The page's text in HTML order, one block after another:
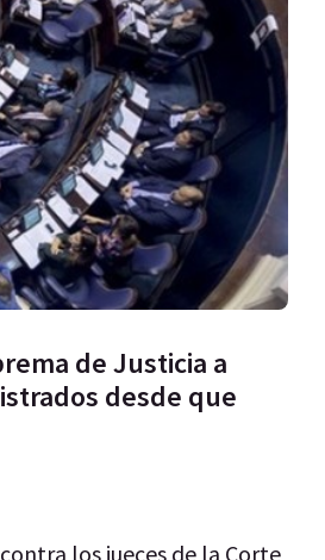
de Justicia a
desde que
los jueces de la Corte